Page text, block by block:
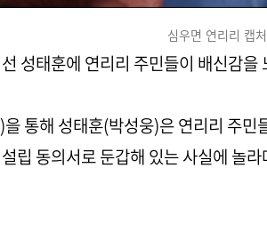
심우면 연리리 캡처
성태훈에 연리리 주민들이 배신감을
통해 성태훈(박성웅)은 연리리 주민
립 동의서로 둔갑해 있는 사실에 놀